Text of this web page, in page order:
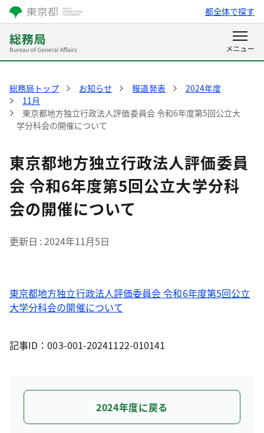
都全体で探す
総務局トップ お知らせ 報道発表
2024年度
11月
東京都地方独立行政法人評価委員会 令和6年度第5回公立大
学分科会の開催について
東京都地方独立行政法人評価委員
会 令和6年度第5回公立大学分科
会の開催について
更新日 2024年11月5日
東京都地方独立行政法人評価委員会 令和6年度第5回公立
大学分科会の開催について
記事ID：003-001-20241122-010141
2024年度に戻る